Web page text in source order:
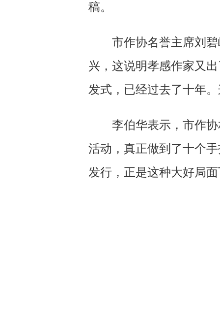
稿。
市作协名誉主席刘碧
兴，这说明孝感作家又
发式，已经过去了十年
李伯华表示，市作协
活动，真正做到了十个
发行，正是这种大好局